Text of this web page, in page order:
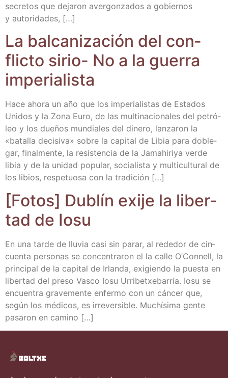
secre­tos que deja­ron aver­gon­za­dos a gobier­nos
y autoridades, […]
La bal­ca­ni­za­ción del con­
flic­to sirio- No a la gue­rra
imperialista
Hace aho­ra un año que los impe­ria­lis­tas de Esta­dos
Uni­dos y la Zona Euro, de las mul­ti­na­cio­na­les del petró­
leo y los due­ños mun­dia­les del dine­ro, lan­za­ron la
«bata­lla deci­si­va» sobre la capi­tal de Libia para doble­
gar, final­men­te, la resis­ten­cia de la Jamahi­ri­ya ver­de
libia y de la uni­dad popu­lar, socia­lis­ta y mul­ti­cul­tu­ral de
los libios, res­pe­tuo­sa con la tradición […]
[Fotos] Dublín exije la liber­
tad de Iosu
En una tar­de de llu­via casi sin parar, al rede­dor de cin­
cuen­ta per­so­nas se con­cen­tra­ron el la calle O’Connell, la
prin­ci­pal de la capi­tal de Irlan­da, exi­gien­do la pues­ta en
liber­tad del pre­so Vas­co Iosu Urri­betxe­ba­rria. Iosu se
encuen­tra gra­ve­men­te enfer­mo con un cán­cer que,
según los médi­cos, es irre­ver­si­ble. Muchí­si­ma gen­te
pasa­ron en camino […]